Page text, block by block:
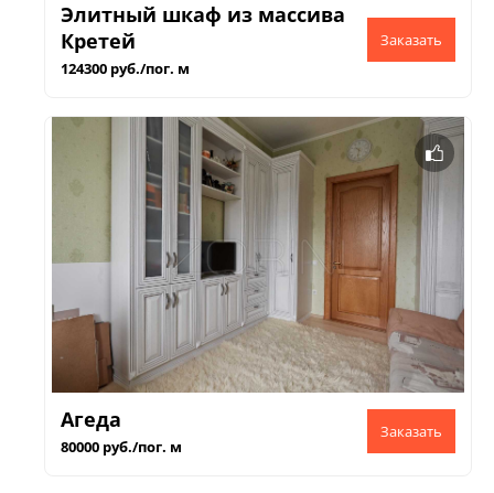
Элитный шкаф из массива
Кретей
124300 руб./пог. м
Агеда
80000 руб./пог. м